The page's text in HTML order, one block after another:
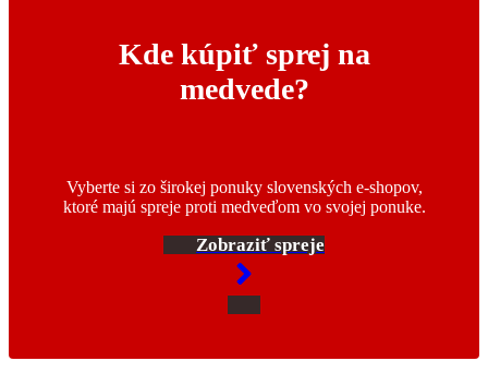
Kde kúpiť sprej na
medvede?
Vyberte si zo širokej ponuky slovenských e-shopov,
ktoré majú spreje proti medveďom vo svojej ponuke.
Zobraziť spreje